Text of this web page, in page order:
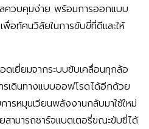
ควบคุมง่าย พร้อมการออกแบบ
อทัศนวิสัยในการขับขี่ที่ดีและให้
ดเยี่ยมจากระบบขับเคลื่อนทุกล้อ
เดินทางแบบออฟโรดได้อีกด้วย
รหมุนเวียนพลังงานกลับมาใช้ใหม่
ามารถชาร์จแบตเตอรี่ขณะขับขี่ได้